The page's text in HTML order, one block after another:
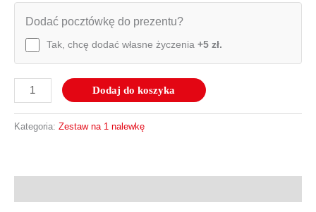
Dodać pocztówkę do prezentu?
Tak, chcę dodać własne życzenia +5 zł.
Dodaj do koszyka
Kategoria: Zestaw na 1 nalewkę